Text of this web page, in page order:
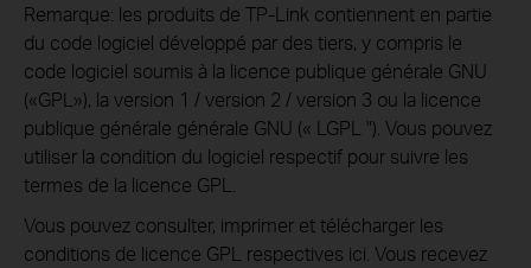
Remarque: les produits de TP-Link contiennent en partie
du code logiciel développé par des tiers, y compris le
code logiciel soumis à la licence publique générale GNU
(«GPL»), la version 1 / version 2 / version 3 ou la licence
publique générale générale GNU (« LGPL "). Vous pouvez
utiliser la condition du logiciel respectif pour suivre les
termes de la licence GPL.
Vous pouvez consulter, imprimer et télécharger les
conditions de licence GPL respectives ici. Vous recevez